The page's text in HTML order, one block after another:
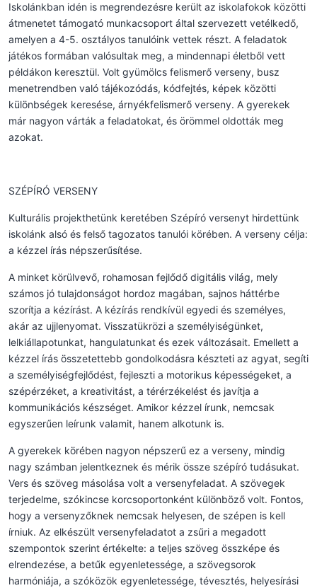
Iskolánkban idén is megrendezésre került az iskolafokok közötti
átmenetet támogató munkacsoport által szervezett vetélkedő,
amelyen a 4-5. osztályos tanulóink vettek részt. A feladatok
játékos formában valósultak meg, a mindennapi életből vett
példákon keresztül. Volt gyümölcs felismerő verseny, busz
menetrendben való tájékozódás, kódfejtés, képek közötti
különbségek keresése, árnyékfelismerő verseny. A gyerekek
már nagyon várták a feladatokat, és örömmel oldották meg
azokat.
SZÉPÍRÓ VERSENY
Kulturális projekthetünk keretében Szépíró versenyt hirdettünk
iskolánk alsó és felső tagozatos tanulói körében. A verseny célja:
a kézzel írás népszerűsítése.
A minket körülvevő, rohamosan fejlődő digitális világ, mely
számos jó tulajdonságot hordoz magában, sajnos háttérbe
szorítja a kézírást. A kézírás rendkívül egyedi és személyes,
akár az ujjlenyomat. Visszatükrözi a személyiségünket,
lelkiállapotunkat, hangulatunkat és ezek változásait. Emellett a
kézzel írás összetettebb gondolkodásra készteti az agyat, segíti
a személyiségfejlődést, fejleszti a motorikus képességeket, a
szépérzéket, a kreativitást, a térérzékelést és javítja a
kommunikációs készséget. Amikor kézzel írunk, nemcsak
egyszerűen leírunk valamit, hanem alkotunk is.
A gyerekek körében nagyon népszerű ez a verseny, mindig
nagy számban jelentkeznek és mérik össze szépíró tudásukat.
Vers és szöveg másolása volt a versenyfeladat. A szövegek
terjedelme, szókincse korcsoportonként különböző volt. Fontos,
hogy a versenyzőknek nemcsak helyesen, de szépen is kell
írniuk. Az elkészült versenyfeladatot a zsűri a megadott
szempontok szerint értékelte: a teljes szöveg összképe és
elrendezése, a betűk egyenletessége, a szövegsorok
harmóniája, a szóközök egyenletessége, tévesztés, helyesírási